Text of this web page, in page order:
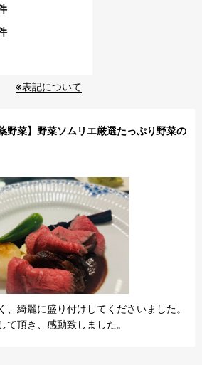
※表記について
野菜】野菜ソムリエ厳選たっぷり野菜の
、綺麗に盛り付けしてくださいました。
頂き、感動致しました。